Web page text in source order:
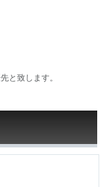
と致します。